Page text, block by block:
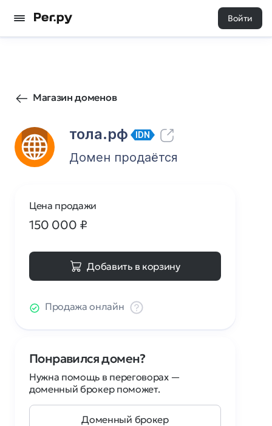
Войти
Магазин доменов
тола.рф IDN
35 0
Домен продаётся
Цена продажи
150 000 ₽
Добавить в корзину
Продажа онлайн
Понравился домен?
Нужна помощь в переговорах —
доменный брокер поможет.
Доменный брокер